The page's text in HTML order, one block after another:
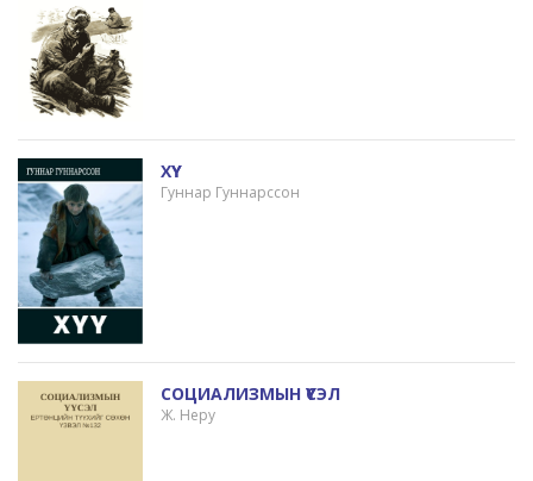
ХҮҮ
Гуннар Гуннарссон
СОЦИАЛИЗМЫН ҮҮСЭЛ
Ж. Неру